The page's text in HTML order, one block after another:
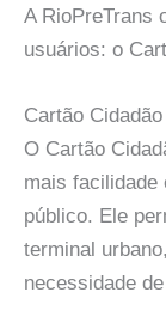
A RioPreTrans
usuários: o
Cartão Cidadão
O Cartão
mais facilidade
público. Ele
terminal
necessidade